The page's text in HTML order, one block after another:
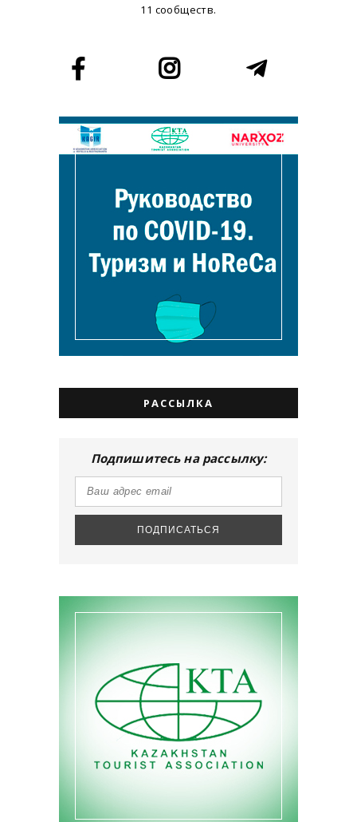
11 сообществ.
РАССЫЛКА
Подпишитесь на рассылку: